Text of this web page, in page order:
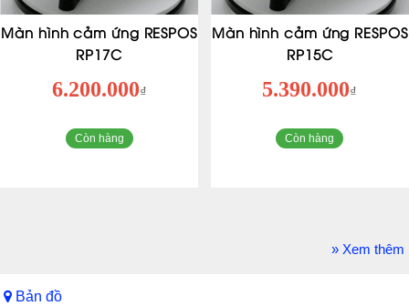
Màn hình cảm ứng RESPOS
RP17C
6.200.000₫
Còn hàng
Màn hình cảm ứng RESPOS
RP15C
5.390.000₫
Còn hàng
» Xem thêm
Bản đồ